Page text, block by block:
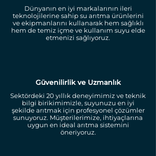
Dünyanın en iyi markalarının ileri
teknolojilerine sahip su arıtma ürünlerini
ve ekipmanlarını kullanarak hem sağlıklı
hem de temiz içme ve kullanım suyu elde
etmenizi sağlıyoruz.
Güvenilirlik ve Uzmanlık
Sektördeki 20 yıllık deneyimimiz ve teknik
bilgi birikimimizle, suyunuzu en iyi
şekilde arıtmak için profesyonel çözümler
sunuyoruz. Müşterilerimize, ihtiyaçlarına
uygun en ideal arıtma sistemini
öneriyoruz.